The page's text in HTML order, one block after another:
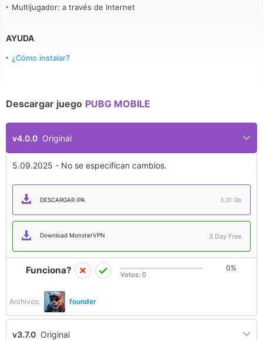
Multijugador: a través de Internet
AYUDA
¿Cómo instalar?
Descargar juego PUBG MOBILE
v4.0.0 Original
5.09.2025 - No se especifican cambios.
DESCARGAR IPA 3.31 Gb
Download MonsterVPN 3 Day Free
Archivos: founder
Funciona? 0%
Votos: 0
v3.7.0 Original